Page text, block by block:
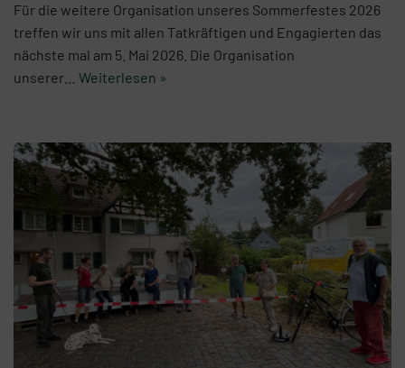
Für die weitere Organisation unseres Sommerfestes 2026
treffen wir uns mit allen Tatkräftigen und Engagierten das
nächste mal am 5. Mai 2026. Die Organisation
unserer… Weiterlesen »